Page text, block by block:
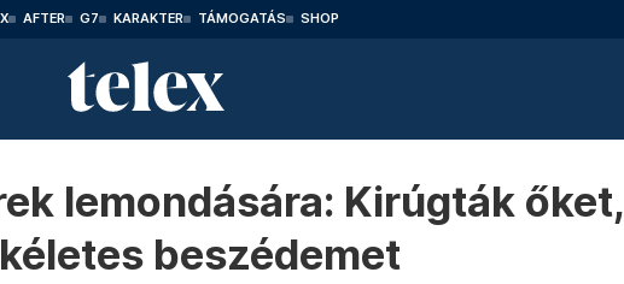
AFTER G7 KARAKTER TÁMOGATÁS SHOP
lemondására: Kirúgták őket,
beszédemet